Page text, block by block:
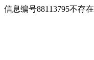
信息编号88113795不存在